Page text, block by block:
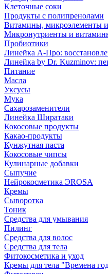
Клеточные соки
Продукты с полипренолами
Витамины, микроэлементы
Микронутриенты и
Пробиотики
Линейка А-Про:
Линейка by Dr. Kuzminov:
Питание
Масла
Уксусы
Мука
Сахарозаменители
Линейка Ширатаки
Кокосовые продукты
Какао-продукты
Кунжутная паста
Кокосовые чипсы
Кулинарные добавки
Сыпучие
Нейрокосметика ЭROSA
Кремы
Сыворотка
Тоник
Средства для умывания
Пилинг
Средства для волос
Средства для тела
Фитокосметика и уход
Кремы для тела "Времена